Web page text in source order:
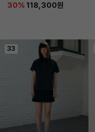
30% 118,300원
33